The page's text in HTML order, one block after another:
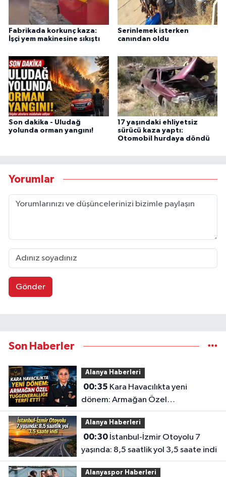
Fabrikada korkunç kaza:
İşçi yem makinesine sıkıştı
Serinlemek isterken
canından oldu
Son dakika - Uludağ
yolunda orman yangını!
17 yaşındaki ehliyetsiz
sürücü kaza yaptı:
Otomobil hurdaya döndü
Yorumlar
Gönder
Son Haberler
Alanya Haberleri
00:35
dönem: Armağan Özel
Tuğgeneralliğe terfi etti
Alanya Haberleri
00:30İstanbul-İzmir Otoyolu 7
yaşında: 8,5 saatlik yol 3,5 saate indi
Alanyaspor Haberleri